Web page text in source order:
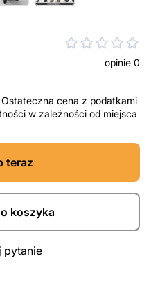
opinie 0
cena z podatkami
w zależności od miejsca
teraz
koszyka
pytanie